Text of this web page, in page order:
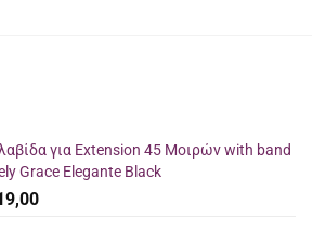
για Extension 45 Μοιρών with band
Grace Elegante Black
Η